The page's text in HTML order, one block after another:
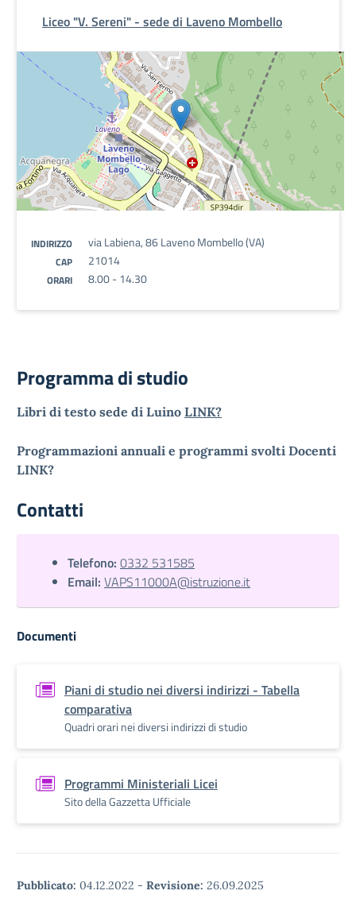
Liceo "V. Sereni" - sede di Laveno Mombello
INDIRIZZO via Labiena, 86 Laveno Mombello (VA)
CAP 21014
ORARI 8.00 - 14.30
Programma di studio
Libri di testo sede di Luino LINK?
Programmazioni annuali e programmi svolti Docenti
LINK?
Contatti
Telefono: 0332 531585
Email: VAPS11000A@istruzione.it
Documenti
Piani di studio nei diversi indirizzi - Tabella
comparativa
Quadri orari nei diversi indirizzi di studio
Programmi Ministeriali Licei
Sito della Gazzetta Ufficiale
Pubblicato: 04.12.2022 - Revisione: 26.09.2025